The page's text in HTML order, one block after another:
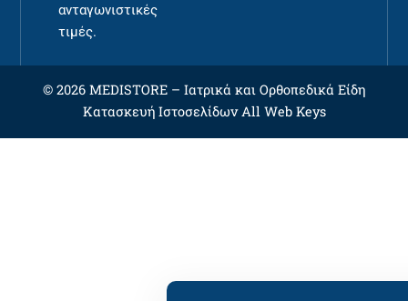
ανταγωνιστικές
τιμές.
© 2026 MEDISTORE – Ιατρικά και Ορθοπεδικά Είδη
Κατασκευή ΙστοσελίδωνAll Web Keys